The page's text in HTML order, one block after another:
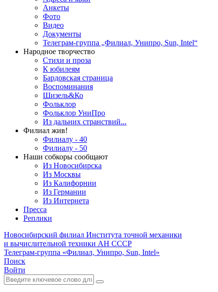
Анкеты
Фото
Видео
Документы
Телеграм-группа „Филиал, Унипро, Sun, Intel“
Народное творчество
Стихи и проза
К юбилеям
Бардовская страница
Воспоминания
Шизель&Ко
Фольклор
Фольклор УниПро
Из дальних странствий...
Филиал жив!
Филиалу - 40
Филиалу - 50
Наши собкоры сообщают
Из Новосибирска
Из Москвы
Из Калифорнии
Из Германии
Из Интернета
Пресса
Реплики
Новосибирский филиал Института точной механики
и вычислительной техники АН СССР
Телеграм-группа «Филиал, Унипро, Sun, Intel»
Поиск
Войти